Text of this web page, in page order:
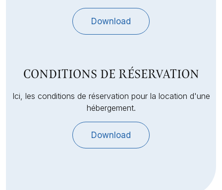
Download
CONDITIONS DE RÉSERVATION
Ici, les conditions de réservation pour la location d'une
hébergement.
Download